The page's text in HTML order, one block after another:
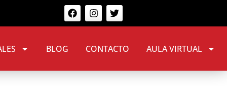
BLOG CONTACTO AULA VIRTUAL